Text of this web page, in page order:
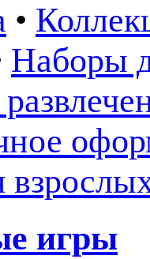
•
Наборы
игры